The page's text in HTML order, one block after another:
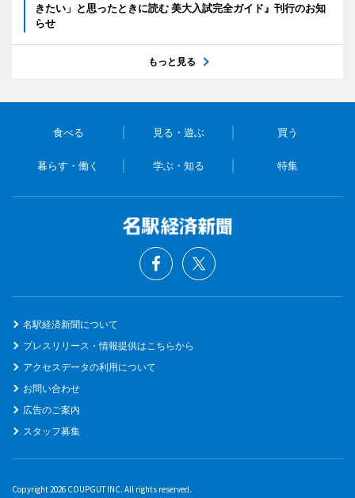
きたい」と思ったときに読む 美大入試完全ガイド』刊行のお知
らせ
もっと見る
食べる 見る・遊ぶ 買う
暮らす・働く 学ぶ・知る 特集
名駅経済新聞について
プレスリリース・情報提供はこちらから
アクセスデータの利用について
お問い合わせ
広告のご案内
スタッフ募集
Copyright 2026 COUPGUT INC. All rights reserved.